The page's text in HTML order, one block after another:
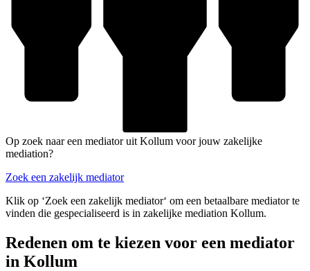
Op zoek naar een mediator uit Kollum voor jouw zakelijke
mediation?
Zoek een zakelijk mediator
Klik op ‘Zoek een zakelijk mediator‘ om een betaalbare mediator te
vinden die gespecialiseerd is in zakelijke mediation Kollum.
Redenen om te kiezen voor een mediator
in Kollum